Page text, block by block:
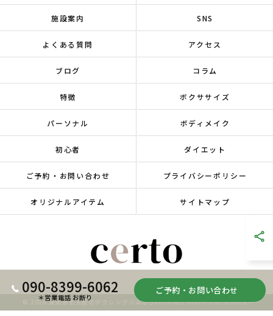
090-8399-6062
＊営業電話 お断り
ご予約・お問い合わせ
施設案内 SNS
よくある質問 アクセス
ブログ コラム
特徴 ボクササイズ
パーソナル ボディメイク
初心者 ダイエット
ご予約・お問い合わせ プライバシーポリシー
オリジナルアイテム サイトマップ
© 2026 愛知県名古屋のボクシングジムならcerto ALL RIGHTS RESERVED.